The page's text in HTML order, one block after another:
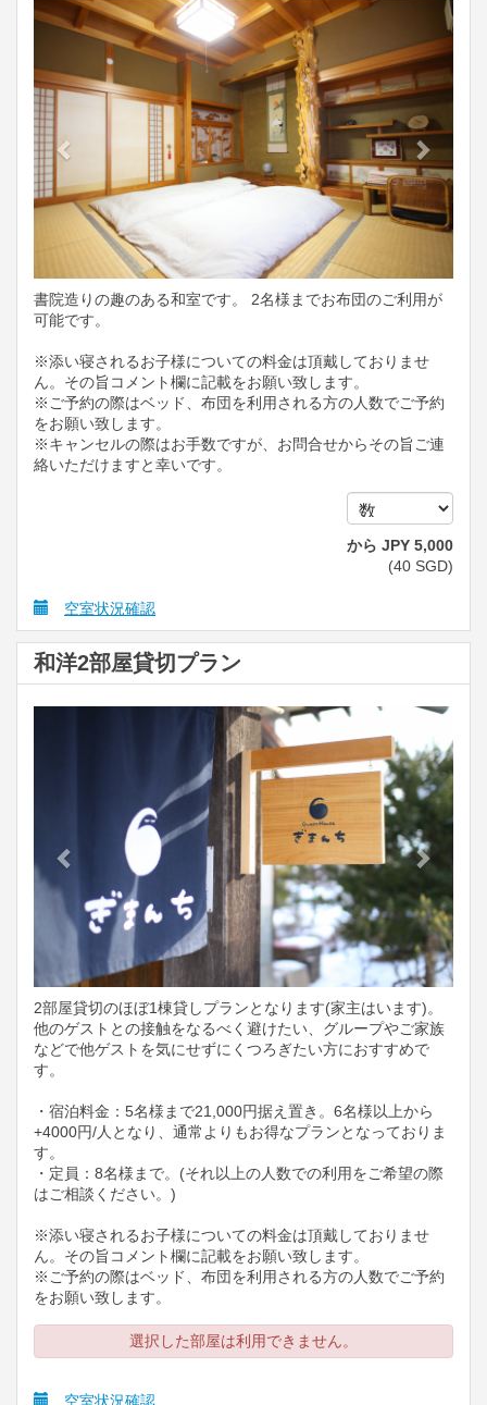
Previous Next
書院造りの趣のある和室です。 2名様までお布団のご利用が
可能です。
※添い寝されるお子様についての料金は頂戴しておりませ
ん。その旨コメント欄に記載をお願い致します。
※ご予約の際はベッド、布団を利用される方の人数でご予約
をお願い致します。
※キャンセルの際はお手数ですが、お問合せからその旨ご連
絡いただけますと幸いです。
から JPY 5,000
(40 SGD)
空室状況確認
和洋2部屋貸切プラン
Next
2部屋貸切のほぼ1棟貸しプランとなります(家主はいます)。
他のゲストとの接触をなるべく避けたい、グループやご家族
などで他ゲストを気にせずにくつろぎたい方におすすめで
す。
・宿泊料金：5名様まで21,000円据え置き。6名様以上から
+4000円/人となり、通常よりもお得なプランとなっておりま
す。
・定員：8名様まで。(それ以上の人数での利用をご希望の際
はご相談ください。)
※添い寝されるお子様についての料金は頂戴しておりませ
ん。その旨コメント欄に記載をお願い致します。
※ご予約の際はベッド、布団を利用される方の人数でご予約
をお願い致します。
選択した部屋は利用できません。
空室状況確認